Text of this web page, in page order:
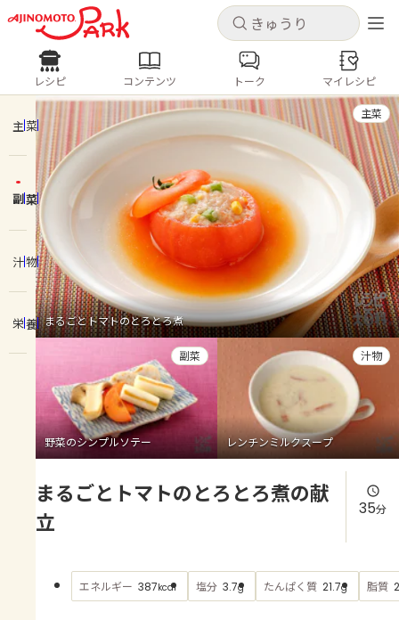
キャンセル
ログインするとレシピを保存できます
ログイン 新規登録
ホーム
コンテンツ
レシピ
よくあるお問い合わせ
お買い物
AJINOMOTO PARK とは
キャンセル
レシピ コンテンツ
人気の食材・レシピ
きゅうり なす トマト
とうもろこし
ピーマン
みょうが ゴーヤ
レシピ コンテンツ トーク マイレシピ
主菜
副菜
汁物
栄養 まるごとトマトのとろとろ煮
主菜
野菜のシンプルソテー
副菜
レンチンミルクスープ
汁物
まるごとトマトのとろとろ煮の献
立
35分
エネルギー 387kcal 塩分 3.7g たんぱく質 21.7g 脂質